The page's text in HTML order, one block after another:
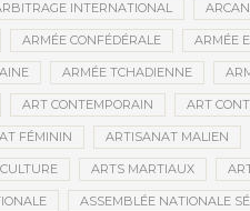
INTERNATIONAL
ARMÉE CONFÉDÉRALE ARMÉE
ARMÉE TCHADIENNE
ART CONTEMPORAIN ART
FÉMININ ARTISANAT MALIEN
ARTS MARTIAUX
ASSEMBLÉE NATIONALE